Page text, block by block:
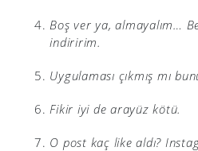
Boş ver ya, almayalım…
indiririm.
Uygulaması çıkmış mı
Fikir iyi de arayüz kötü.
O post kaç like aldı?